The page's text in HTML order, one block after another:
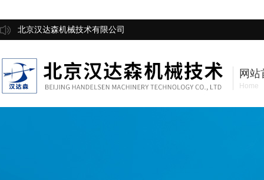
北京汉达森机械技术有限公司
网站
Home